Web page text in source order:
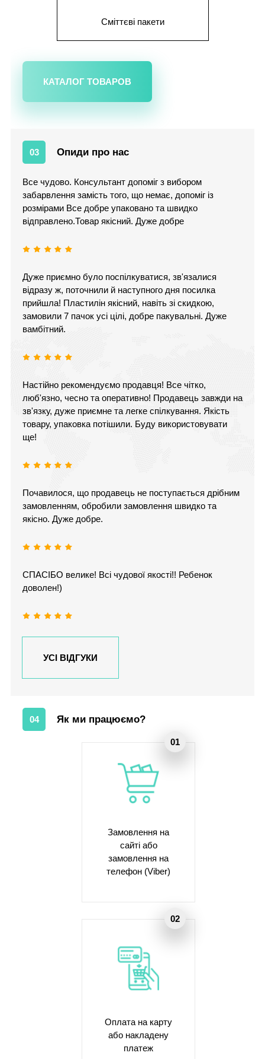
Сміттєві пакети
КАТАЛОГ ТОВАРОВ
03 Опиди про нас
Все чудово. Консультант допоміг з вибором
забарвлення замість того, що немає, допоміг із
розмірами Все добре упаковано та швидко
відправлено.Товар якісний. Дуже добре
Дуже приємно було поспілкуватися, зв'язалися
відразу ж, поточнили й наступного дня посилка
прийшла! Пластилін якісний, навіть зі скидкою,
замовили 7 пачок усі цілі, добре пакувальні. Дуже
вамбітний.
Настійно рекомендуємо продавця! Все чітко,
люб'язно, чесно та оперативно! Продавець завжди на
зв'язку, дуже приємне та легке спілкування. Якість
товару, упаковка потішили. Буду використовувати
ще!
Почавилося, що продавець не поступається дрібним
замовленням, обробили замовлення швидко та
якісно. Дуже добре.
СПАСІБО велике! Всі чудової якості!! Ребенок
доволен!)
УСІ ВІДГУКИ
04 Як ми працюємо?
Замовлення на
сайті або
замовлення на
телефон (Viber)
Оплата на карту
або накладену
платеж